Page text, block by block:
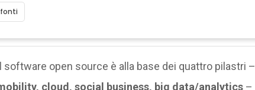
software open source è alla base dei quattro pilastri –
cloud, social business, big data/analytics –